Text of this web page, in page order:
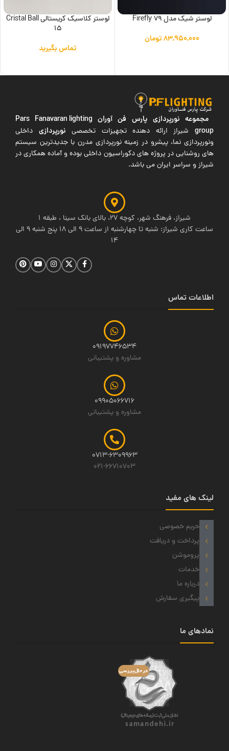
لوستر شیک مدل Firefly 79
۸۳,۹۵۰,۰۰۰تومان
لوستر کلاسیک کریستالی Cristal Ball
15
تماس بگیرید
مجموعه نورپردازی پارس فن آوران Pars Fanavaran lighting
groupشیراز ارائه دهنده تجهیزات تخصصی نورپردازی داخلی
ونورپردازی نما، پیشرو در زمینه نورپردازی مدرن با جدیدترین سیستم
های روشنایی در پروژه های دکوراسیون داخلی بوده و آماده همکاری در
شیراز و سراسر ایران می باشد.
شیراز، فرهنگ شهر، کوچه 27، بالای بانک سینا ، طبقه 1
ساعت کاری شیراز: شنبه تا چهارشنبه از ساعت 9 الی 18 پنج شنبه 9 الی
14
اطلاعات تماس
09197746534
مشاوره و پشتیبانی
09905066716
مشاوره و پشتیبانی
0713-6309963
021-66710703
لینک های مفید
حریم خصوصی
پرداخت و دریافت
پروموشن
خدمات
درباره ما
پیگیری سفارش
نمادهای ما